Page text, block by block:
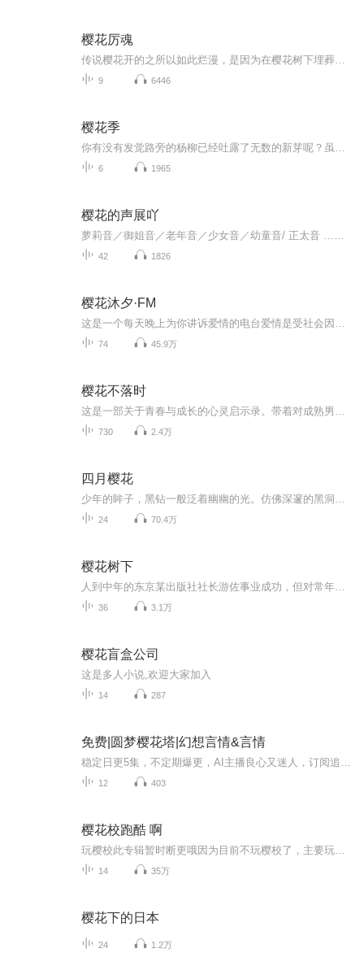
樱花厉魂
9 6446
樱花季
6 1965
樱花的声展吖
42 1826
樱花沐夕·FM
74 45.9万
樱花不落时
730 2.4万
四月樱花
24 70.4万
樱花树下
36 3.1万
樱花盲盒公司
这是多人小说,欢迎大家加入
14 287
免费|圆梦樱花塔|幻想言情&言情
12 403
樱花校跑酷 啊
14 35万
樱花下的日本
24 1.2万